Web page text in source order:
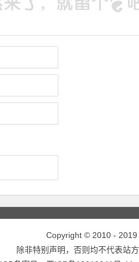
Copyright © 2010 - 2019
除非特别声明，否则均不代表站